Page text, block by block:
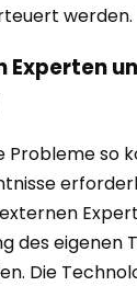
werden.
Experten
Probleme so
des eigenen
Die